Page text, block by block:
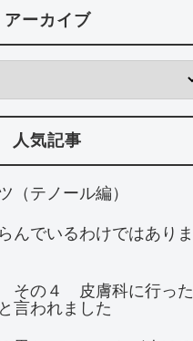
アーカイブ
人気記事
（テノール編）
んでいるわけではありま
その４ 皮膚科に行った
言われました